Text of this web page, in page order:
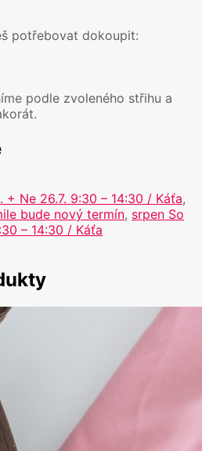
potřebovat dokoupit:
podle zvoleného střihu a
+ Ne 26.7. 9:30 – 14:30 / Káťa,
bude nový termín, srpen So
– 14:30 / Káťa